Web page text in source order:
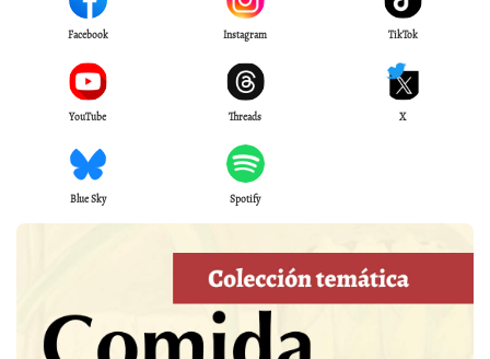
Facebook Instagram TikTok
YouTube Threads X
Blue Sky Spotify